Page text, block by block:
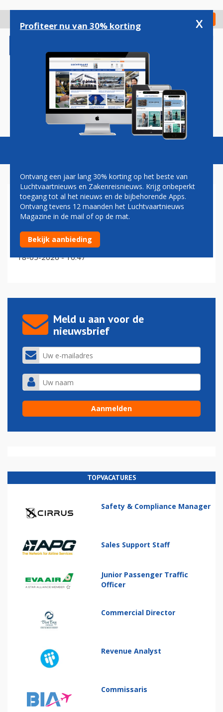
gaan
Check in
Magazine Podcasts Vacatures
TIXKETPRIJZEN
Ryanair ziet ticketprijzen dalen door onrust in de
wereld
18-05-2026 - 10:47
Meld u aan voor de
nieuwsbrief
TOPVACATURES
Safety & Compliance Manager
Sales Support Staff
Junior Passenger Traffic
Officer
Commercial Director
Revenue Analyst
Commissaris
Profiteer nu van 30% korting x
Ontvang een jaar lang 30% korting op het beste van
Luchtvaartnieuws en Zakenreisnieuws. Krijg onbeperkt
toegang tot al het nieuws en de bijbehorende Apps.
Ontvang tevens 12 maanden het Luchtvaartnieuws
Magazine in de mail of op de mat.
Bekijk aanbieding